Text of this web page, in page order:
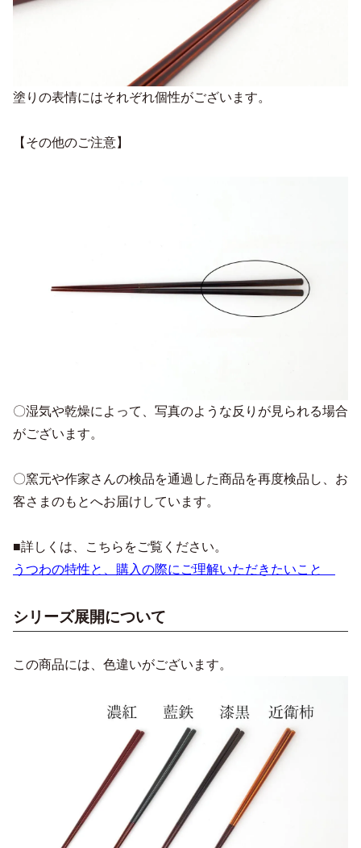
塗りの表情にはそれぞれ個性がございます。
【その他のご注意】
〇湿気や乾燥によって、写真のような反りが見られる場合
がございます。
〇窯元や作家さんの検品を通過した商品を再度検品し、お
客さまのもとへお届けしています。
■詳しくは、こちらをご覧ください。
うつわの特性と、購入の際にご理解いただきたいこと
シリーズ展開について
この商品には、色違いがございます。